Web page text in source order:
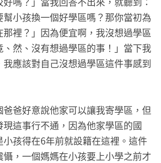
幫小孩換一個好學區嗎？那你當初為
裡？」因為便宜啊，我沒想過學區
、然、沒有想過學區的事！」當下我
我應該對自己沒想過學區這件事感到
爸好意說他家可以讓我寄學區，但
現這事行不通，因為他家學區的國
孩得在6年前就設籍在這裡。這件
，一個媽媽在小孩要上小學之前才